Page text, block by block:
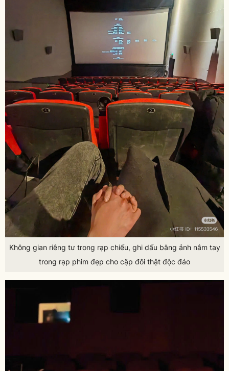
Không gian riêng tư trong rạp chiếu, ghi dấu bằng ảnh nắm tay
trong rạp phim đẹp cho cặp đôi thật độc đáo